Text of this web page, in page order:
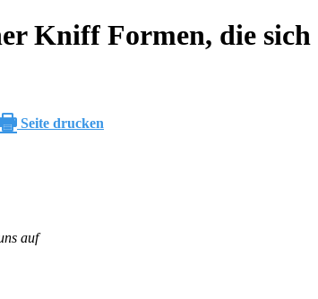
Kniff Formen, die
Seite drucken
auf